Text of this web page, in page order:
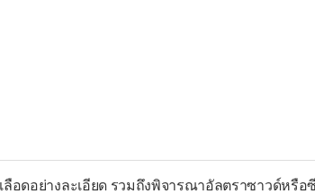
อดอย่างละเอียด รวมถึงพิจารณาอัลตราซาวด์หรือ